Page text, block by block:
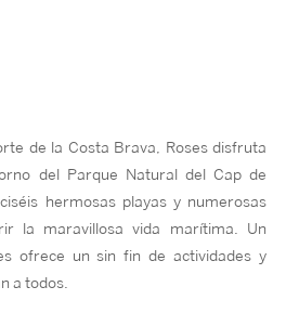
de la Costa Brava, Roses disfruta
del Parque Natural del Cap de
hermosas playas y numerosas
la maravillosa vida marítima. Un
ofrece un sin fin de actividades y
a todos.